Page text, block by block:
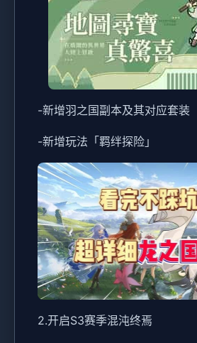
-新增羽之国副本及其对应套装
-新增玩法「羁绊探险」
2.开启S3赛季混沌终焉